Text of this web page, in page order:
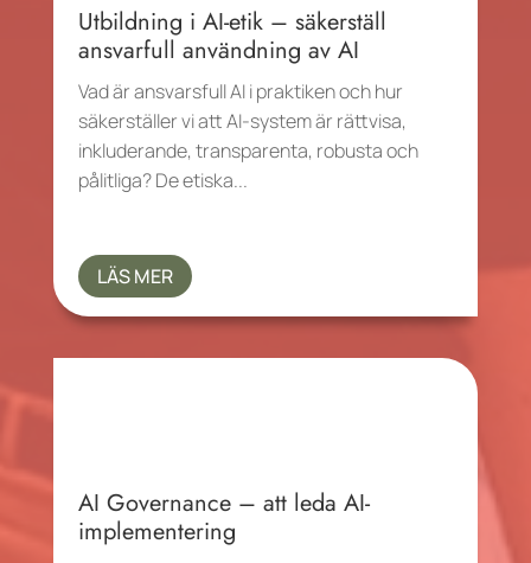
Utbildning i AI-etik – säkerställ
ansvarfull användning av AI
Vad är ansvarsfull AI i praktiken och hur
säkerställer vi att AI-system är rättvisa,
inkluderande, transparenta, robusta och
pålitliga? De etiska...
LÄS MER
AI Governance – att leda AI-
implementering